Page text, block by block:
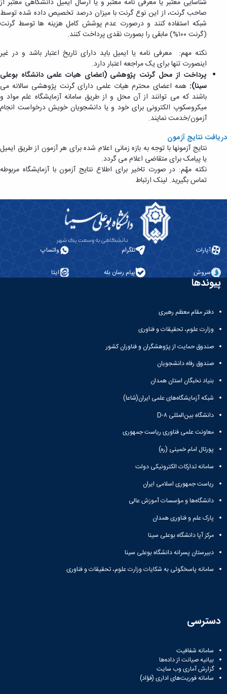
صاحب گرنت، از این نوع گرنت با میزان درصد تخصیص داده شده توسط
شبکه استفاده کنند و درصورت عدم پوشش کامل هزینه ها توسط گرنت
(گرنت ۱۰۰%) مابقی را بصورت نقدی پرداخت کنند.
نکته مهم: معرفی ­نامه یا ایمیل باید دارای تاریخ اعتبار باشد و در غیر
اینصورت تنها برای یک مراجعه اعتبار دارد.
پرداخت از محل گرنت پژوهشی (اعضای هیات علمی دانشگاه بوعلی
سینا): همه اعضای محترم هیات علمی دارای گرنت پژوهشی سالانه می
باشند که می توانند از آن محل و از طریق سامانه آزمایشگاه علم مواد و
میکروسکوپ الکترونی برای خود و یا دانشجویان خویش درخواست انجام
آزمون/خدمت نمایند.
دریافت نتایج آزمون
نتایج آزمونها با توجه به بازه زمانی اعلام شده برای هر آزمون از طریق ایمیل
یا پیامک برای متقاضی اعلام می گردد.
نکته مهّم: در صورت تاخیر برای اطلاع نتایج آزمون با آزمایشگاه مربوطه
تماس بگیرید. لینک ارتباط
آپارات تلگرام واتساپ
سروش پیام رسان بله ایتا
پیوندها
دفتر مقام معظم رهبری
وزارت علوم، تحقیقات و فناوری
صندوق حمایت از پژوهشگران و فناوران کشور
صندوق رفاه دانشجویان
بنیاد نخبگان استان همدان
شبکه آزمایشگاه‌های علمی ایران(شاعا)
دانشگاه بین‌المللی D-۸
معاونت علمی فناوری ریاست جمهوری
پورتال امام خمینی (ره)
سامانه تدارکات الکترونیکی دولت
ریاست جمهوری اسلامی ایران
دانشگاه‌ها و مؤسسات آموزش عالی
پارک علم و فناوری همدان
مرکز آپا دانشگاه بوعلی سینا
دبیرستان پسرانه دانشگاه بوعلی سینا
سامانه پاسخگوئی به شکایات وزارت علوم، تحقیقات و فناوری
دسترسی
سامانه شفافیت
بیانیه صیانت از داده‌ها
گزارش آماری وب‌ سایت
سامانه فوریت‌های اداری (فؤاد)